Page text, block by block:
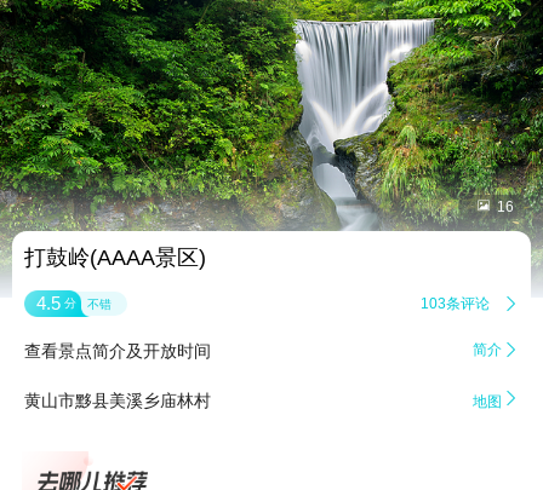
 16
打鼓岭(AAAA景区)
4.5 分 不错 103条评论 
查看景点简介及开放时间 简介 
黄山市黟县美溪乡庙林村 地图 
